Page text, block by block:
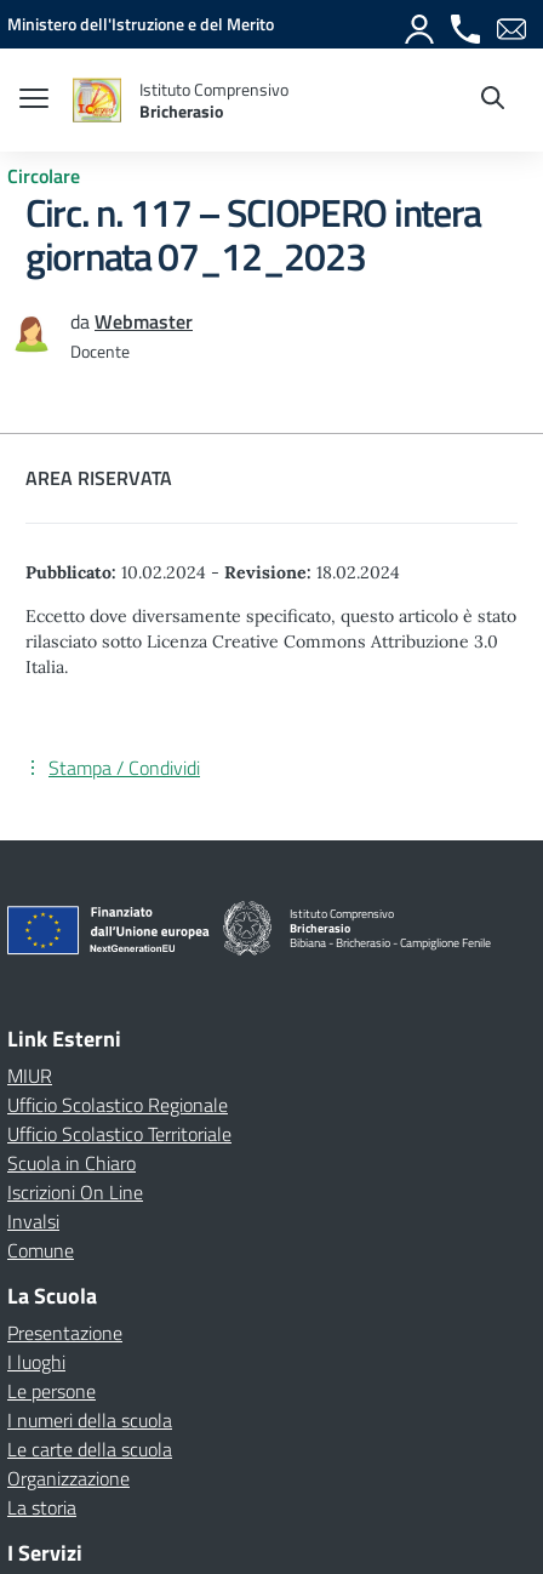
Vai ai contenuti
Vai al menu di navigazione
Vai al footer
Ministero dell'Istruzione e del Merito
Istituto Comprensivo
Bricherasio
Circolare
Circ. n. 117 – SCIOPERO intera
giornata 07_12_2023
daWebmaster
Docente
AREA RISERVATA
Pubblicato: 10.02.2024 - Revisione: 18.02.2024
Eccetto dove diversamente specificato, questo articolo è stato
rilasciato sotto Licenza Creative Commons Attribuzione 3.0
Italia.
Stampa / Condividi
Istituto Comprensivo
Bricherasio
Bibiana - Bricherasio - Campiglione Fenile
Link Esterni
MIUR
Ufficio Scolastico Regionale
Ufficio Scolastico Territoriale
Scuola in Chiaro
Iscrizioni On Line
Invalsi
Comune
La Scuola
Presentazione
I luoghi
Le persone
I numeri della scuola
Le carte della scuola
Organizzazione
La storia
I Servizi